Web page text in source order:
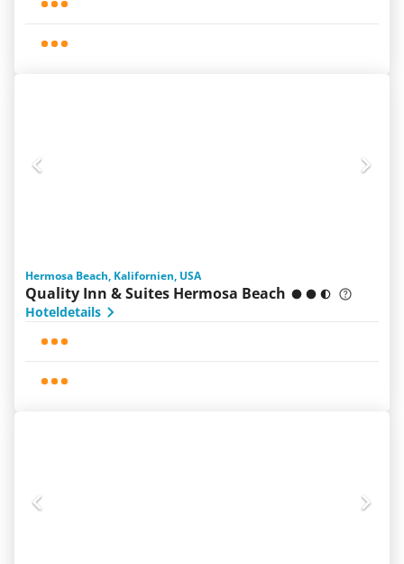
Hermosa Beach, Kalifornien, USA
Quality Inn & Suites Hermosa Beach
Hoteldetails